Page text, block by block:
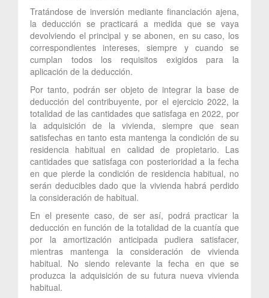
Tratándose de inversión mediante financiación ajena,
la deducción se practicará a medida que se vaya
devolviendo el principal y se abonen, en su caso, los
correspondientes intereses, siempre y cuando se
cumplan todos los requisitos exigidos para la
aplicación de la deducción.
Por tanto, podrán ser objeto de integrar la base de
deducción del contribuyente, por el ejercicio 2022, la
totalidad de las cantidades que satisfaga en 2022, por
la adquisición de la vivienda, siempre que sean
satisfechas en tanto esta mantenga la condición de su
residencia habitual en calidad de propietario. Las
cantidades que satisfaga con posterioridad a la fecha
en que pierde la condición de residencia habitual, no
serán deducibles dado que la vivienda habrá perdido
la consideración de habitual.
En el presente caso, de ser así, podrá practicar la
deducción en función de la totalidad de la cuantía que
por la amortización anticipada pudiera satisfacer,
mientras mantenga la consideración de vivienda
habitual. No siendo relevante la fecha en que se
produzca la adquisición de su futura nueva vivienda
habitual.